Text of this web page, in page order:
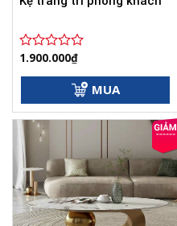
Được
5
sao
1.900.000₫
MUA